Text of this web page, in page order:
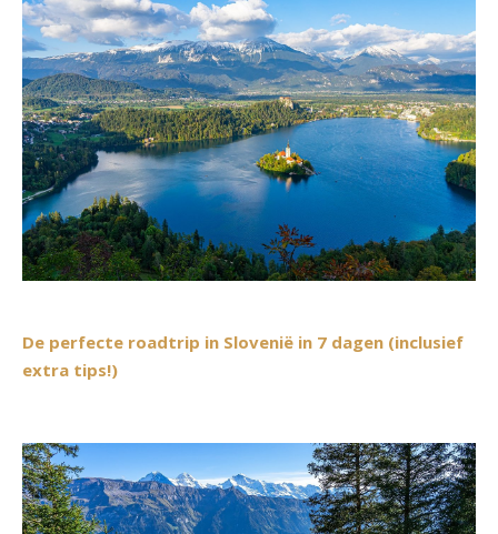
De perfecte roadtrip in Slovenië in 7 dagen (inclusief
extra tips!)